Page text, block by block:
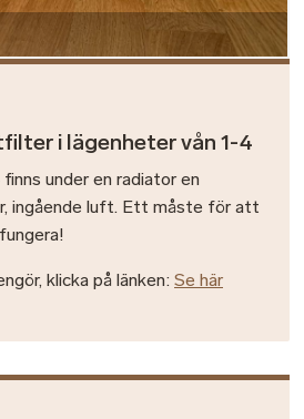
i lägenheter vån 1-4
under en radiator en
ingående luft. Ett måste för att
klicka på länken: Se här